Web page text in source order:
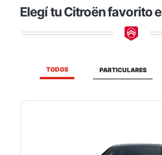
Elegí tu Citroën favorito
TODOS PARTICULARES